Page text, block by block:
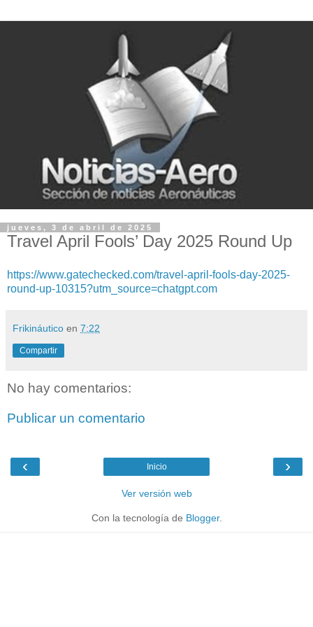
jueves, 3 de abril de 2025
Travel April Fools’ Day 2025 Round Up
https://www.gatechecked.com/travel-april-fools-day-2025-
round-up-10315?utm_source=chatgpt.com
Frikináutico en 7:22
Compartir
No hay comentarios:
Publicar un comentario
‹ ›
Inicio
Ver versión web
Con la tecnología de Blogger.